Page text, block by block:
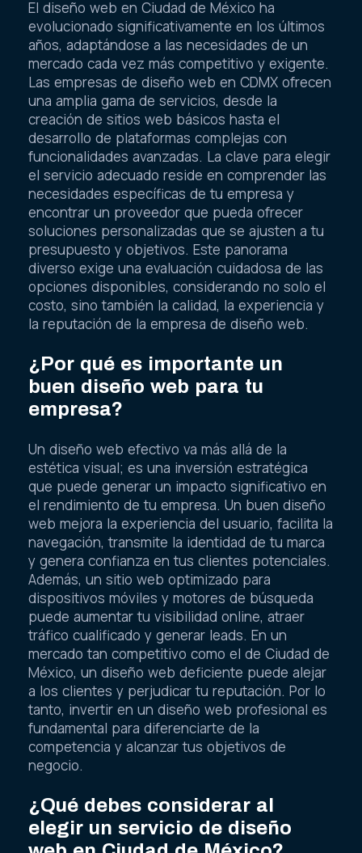
El diseño web en Ciudad de México ha
evolucionado significativamente en los últimos
años, adaptándose a las necesidades de un
mercado cada vez más competitivo y exigente.
Las empresas de diseño web en CDMX ofrecen
una amplia gama de servicios, desde la
creación de sitios web básicos hasta el
desarrollo de plataformas complejas con
funcionalidades avanzadas. La clave para elegir
el servicio adecuado reside en comprender las
necesidades específicas de tu empresa y
encontrar un proveedor que pueda ofrecer
soluciones personalizadas que se ajusten a tu
presupuesto y objetivos. Este panorama
diverso exige una evaluación cuidadosa de las
opciones disponibles, considerando no solo el
costo, sino también la calidad, la experiencia y
la reputación de la empresa de diseño web.
¿Por qué es importante un
buen diseño web para tu
empresa?
Un diseño web efectivo va más allá de la
estética visual; es una inversión estratégica
que puede generar un impacto significativo en
el rendimiento de tu empresa. Un buen diseño
web mejora la experiencia del usuario, facilita la
navegación, transmite la identidad de tu marca
y genera confianza en tus clientes potenciales.
Además, un sitio web optimizado para
dispositivos móviles y motores de búsqueda
puede aumentar tu visibilidad online, atraer
tráfico cualificado y generar leads. En un
mercado tan competitivo como el de Ciudad de
México, un diseño web deficiente puede alejar
a los clientes y perjudicar tu reputación. Por lo
tanto, invertir en un diseño web profesional es
fundamental para diferenciarte de la
competencia y alcanzar tus objetivos de
negocio.
¿Qué debes considerar al
elegir un servicio de diseño